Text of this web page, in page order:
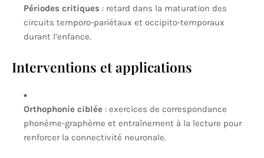
Périodes critiques : retard dans la maturation des
circuits temporo-pariétaux et occipito-temporaux
durant l’enfance.
Interventions et applications
Orthophonie ciblée : exercices de correspondance
phonème-graphème et entraînement à la lecture pour
renforcer la connectivité neuronale.